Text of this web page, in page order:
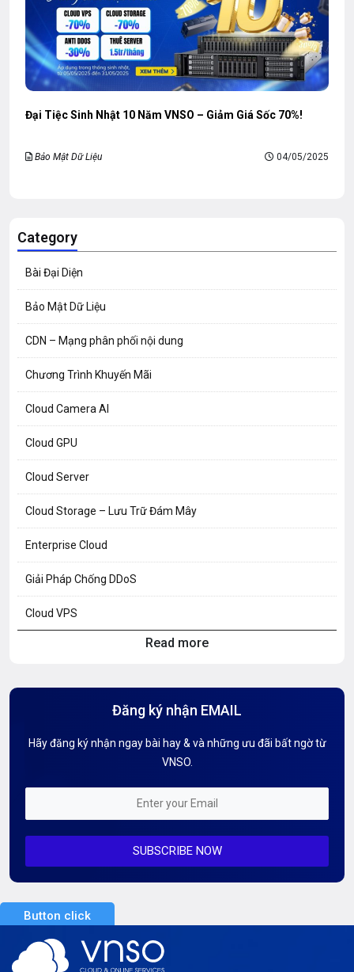
Đại Tiệc Sinh Nhật 10 Năm VNSO – Giảm Giá Sốc 70%!
Bảo Mật Dữ Liệu 04/05/2025
Category
Bài Đại Diện
Bảo Mật Dữ Liệu
CDN – Mạng phân phối nội dung
Chương Trình Khuyến Mãi
Cloud Camera AI
Cloud GPU
Cloud Server
Cloud Storage – Lưu Trữ Đám Mây
Enterprise Cloud
Giải Pháp Chống DDoS
Cloud VPS
Hướng dẫn Tên miền
Kiến thức AI
Mỗi tuần 01 Server
Server Dedicated (Máy chủ riêng)
Server GPU
Server Windows
Read more
Đăng ký nhận EMAIL
Hãy đăng ký nhận ngay bài hay & và những ưu đãi bất ngờ từ
VNSO.
SUBSCRIBE NOW
Button click